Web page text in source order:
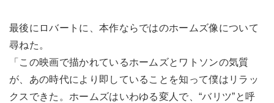
最後にロバートに、本作ならではのホームズ像について
尋ねた。
「この映画で描かれているホームズとワトソンの気質
が、あの時代により即していることを知って僕はリラッ
クスできた。ホームズはいわゆる変人で、“バリツ”と呼